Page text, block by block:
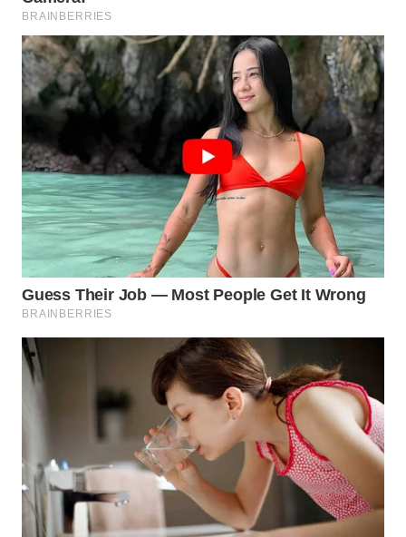
SUKABUMI
WN
PURWAKARTA
WN
PRIANGAN
TIMUR
WN
SEMARANG
WN
SOLO
MADURA
WN